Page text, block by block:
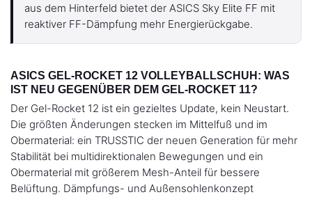
aus dem Hinterfeld bietet der ASICS Sky Elite FF mit
reaktiver FF-Dämpfung mehr Energierückgabe.
ASICS GEL-ROCKET 12 VOLLEYBALLSCHUH: WAS
IST NEU GEGENÜBER DEM GEL-ROCKET 11?
Der Gel-Rocket 12 ist ein gezieltes Update, kein Neustart.
Die größten Änderungen stecken im Mittelfuß und im
Obermaterial: ein TRUSSTIC der neuen Generation für mehr
Stabilität bei multidirektionalen Bewegungen und ein
Obermaterial mit größerem Mesh-Anteil für bessere
Belüftung. Dämpfungs- und Außensohlenkonzept